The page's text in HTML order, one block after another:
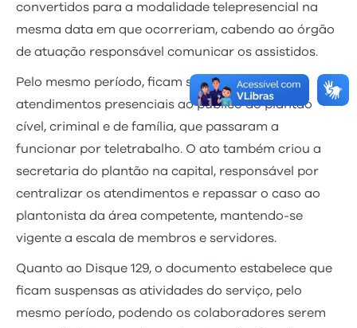
convertidos para a modalidade telepresencial na
mesma data em que ocorreriam, cabendo ao órgão
de atuação responsável comunicar os assistidos.
Pelo mesmo período, ficam suspensos os
atendimentos presenciais ao público do plantão
cível, criminal e de família, que passaram a
funcionar por teletrabalho. O ato também criou a
secretaria do plantão na capital, responsável por
centralizar os atendimentos e repassar o caso ao
plantonista da área competente, mantendo-se
vigente a escala de membros e servidores.
Quanto ao Disque 129, o documento estabelece que
ficam suspensas as atividades do serviço, pelo
mesmo período, podendo os colaboradores serem